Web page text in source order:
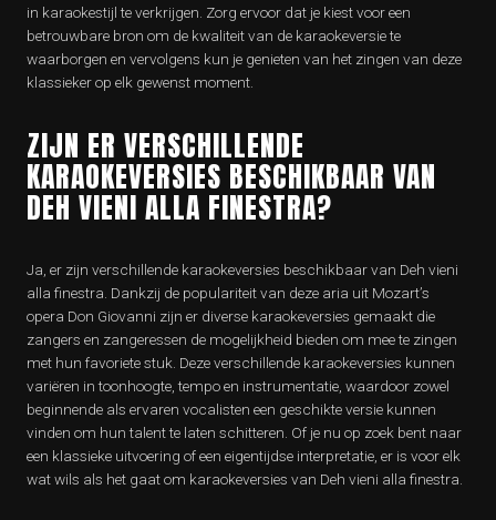
in karaokestijl te verkrijgen. Zorg ervoor dat je kiest voor een
betrouwbare bron om de kwaliteit van de karaokeversie te
waarborgen en vervolgens kun je genieten van het zingen van deze
klassieker op elk gewenst moment.
ZIJN ER VERSCHILLENDE
KARAOKEVERSIES BESCHIKBAAR VAN
DEH VIENI ALLA FINESTRA?
Ja, er zijn verschillende karaokeversies beschikbaar van Deh vieni
alla finestra. Dankzij de populariteit van deze aria uit Mozart’s
opera Don Giovanni zijn er diverse karaokeversies gemaakt die
zangers en zangeressen de mogelijkheid bieden om mee te zingen
met hun favoriete stuk. Deze verschillende karaokeversies kunnen
variëren in toonhoogte, tempo en instrumentatie, waardoor zowel
beginnende als ervaren vocalisten een geschikte versie kunnen
vinden om hun talent te laten schitteren. Of je nu op zoek bent naar
een klassieke uitvoering of een eigentijdse interpretatie, er is voor elk
wat wils als het gaat om karaokeversies van Deh vieni alla finestra.